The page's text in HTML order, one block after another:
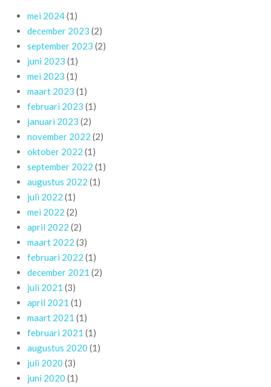
mei 2024(1)
december 2023 (2)
september 2023 (2)
juni 2023 (1)
mei 2023 (1)
maart 2023 (1)
februari 2023 (1)
januari 2023 (2)
november 2022 (2)
oktober 2022 (1)
september 2022 (1)
augustus 2022 (1)
juli 2022 (1)
mei 2022 (2)
april 2022 (2)
maart 2022 (3)
februari 2022 (1)
december 2021 (2)
juli 2021 (3)
april 2021 (1)
maart 2021 (1)
februari 2021 (1)
augustus 2020 (1)
juli 2020 (3)
juni 2020 (1)